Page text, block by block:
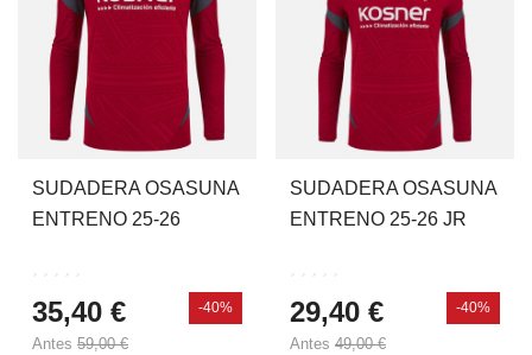
SUDADERA OSASUNA
ENTRENO 25-26
35,40 €
Antes 59,00 €
-40%
SUDADERA OSASUNA
ENTRENO 25-26 JR
29,40 €
Antes 49,00 €
-40%